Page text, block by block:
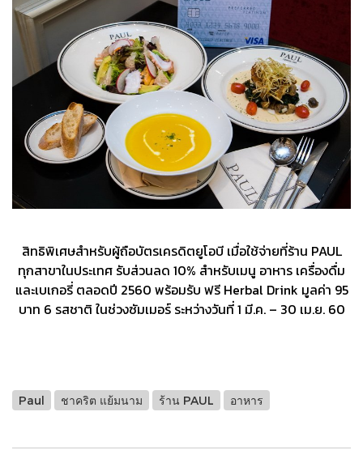
สิทธิพิเศษสำหรับผู้ถือบัตรเครดิตยูโอบี เมื่อใช้จ่ายที่ร้าน PAUL
ทุกสาขาในประเทศ รับส่วนลด 10% สำหรับเมนู อาหาร เครื่องดื่ม
และเบเกอรี่ ตลอดปี 2560 พร้อมรับ ฟรี Herbal Drink มูลค่า 95
บาท 6 รสชาติ ในช่วงซัมเมอร์ ระหว่างวันที่ 1 มี.ค. – 30 เม.ย. 60
Paul ชาคริต แย้มนาม ร้าน PAUL อาหาร